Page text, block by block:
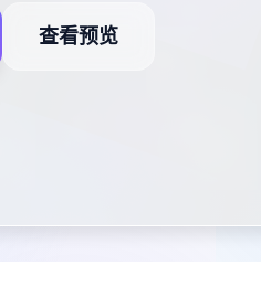
查看预览